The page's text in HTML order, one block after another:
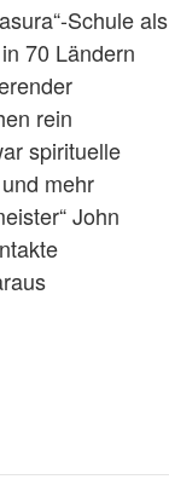
Schule als
70 Ländern
rein
spirituelle
mehr
John